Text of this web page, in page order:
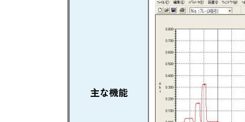
主な機能